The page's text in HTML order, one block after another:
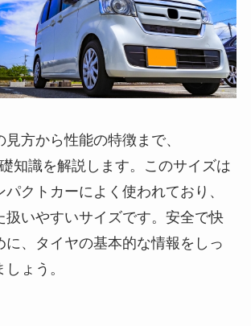
方から性能の特徴まで、
知識を解説します。このサイズは
クトカーによく使われており、
扱いやすいサイズです。安全で快
に、タイヤの基本的な情報をしっ
ょう。